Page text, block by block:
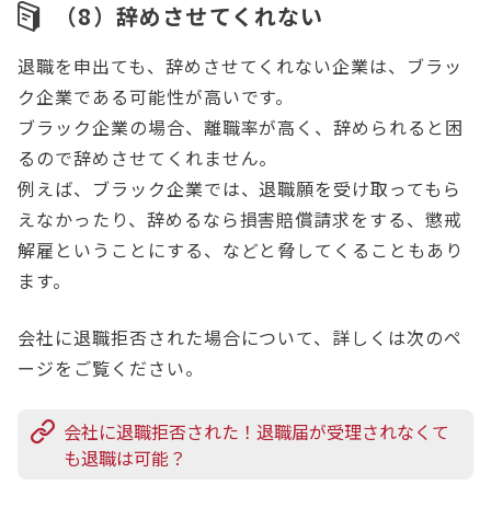
（8）辞めさせてくれない
退職を申出ても、辞めさせてくれない企業は、ブラッ
ク企業である可能性が高いです。
ブラック企業の場合、離職率が高く、辞められると困
るので辞めさせてくれません。
例えば、ブラック企業では、退職願を受け取ってもら
えなかったり、辞めるなら損害賠償請求をする、懲戒
解雇ということにする、などと脅してくることもあり
ます。
会社に退職拒否された場合について、詳しくは次のペ
ージをご覧ください。
会社に退職拒否された！退職届が受理されなくて
も退職は可能？